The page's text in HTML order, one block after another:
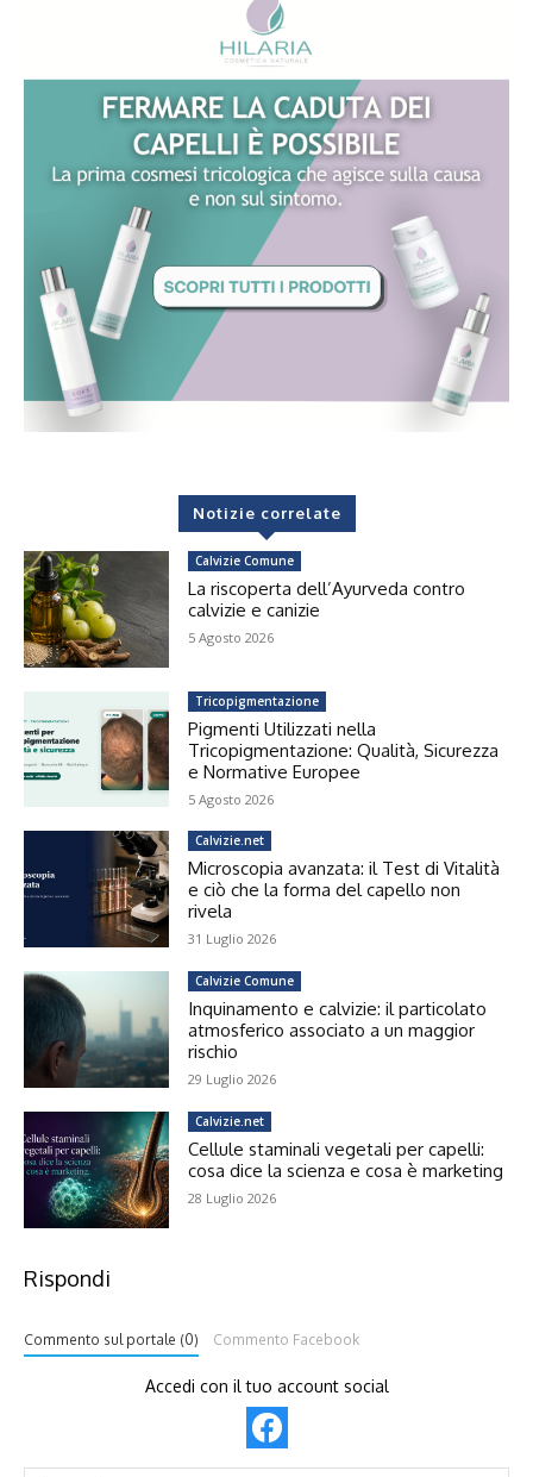
Notizie correlate
Calvizie Comune
La riscoperta dell’Ayurveda contro
calvizie e canizie
5 Agosto 2026
Tricopigmentazione
Pigmenti Utilizzati nella
Tricopigmentazione: Qualità, Sicurezza
e Normative Europee
5 Agosto 2026
Calvizie.net
Microscopia avanzata: il Test di Vitalità
e ciò che la forma del capello non
rivela
31 Luglio 2026
Calvizie Comune
Inquinamento e calvizie: il particolato
atmosferico associato a un maggior
rischio
29 Luglio 2026
Calvizie.net
Cellule staminali vegetali per capelli:
cosa dice la scienza e cosa è marketing
28 Luglio 2026
Rispondi
Commento sul portale (0) Commento Facebook
Accedi con il tuo account social